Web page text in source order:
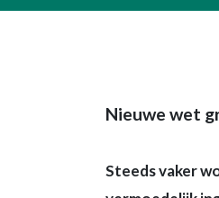
Nieuwe wet
Steeds vaker